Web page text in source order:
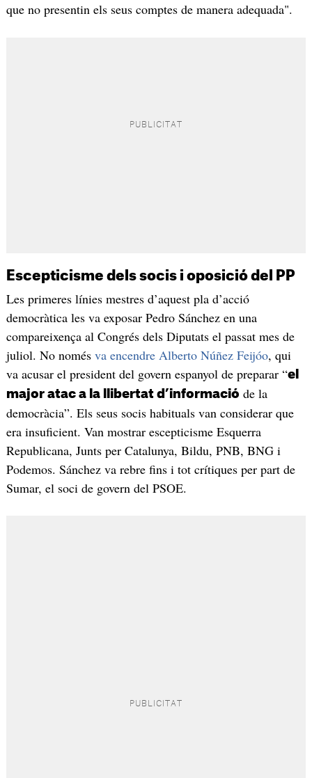
que no presentin els seus comptes de manera adequada".
Escepticisme dels socis i oposició del PP
Les primeres línies mestres d’aquest pla d’acció
democràtica les va exposar Pedro Sánchez en una
compareixença al Congrés dels Diputats el passat mes de
juliol. No només va encendre Alberto Núñez Feijóo, qui
va acusar el president del govern espanyol de preparar “el
major atac a la llibertat d’informació de la
democràcia”. Els seus socis habituals van considerar que
era insuficient. Van mostrar escepticisme Esquerra
Republicana, Junts per Catalunya, Bildu, PNB, BNG i
Podemos. Sánchez va rebre fins i tot crítiques per part de
Sumar, el soci de govern del PSOE.